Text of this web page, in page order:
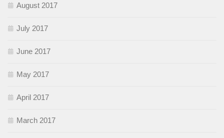
August 2017
July 2017
June 2017
May 2017
April 2017
March 2017